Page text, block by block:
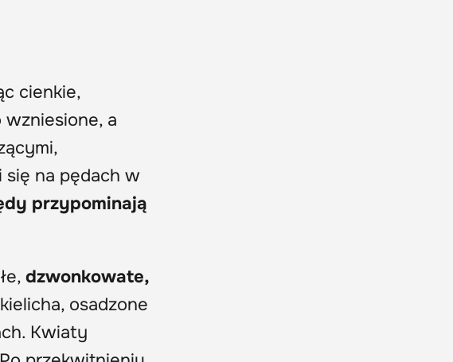
cienkie,
a
się na pędach w
przypominają
dzwonkowate,
osadzone
Kwiaty